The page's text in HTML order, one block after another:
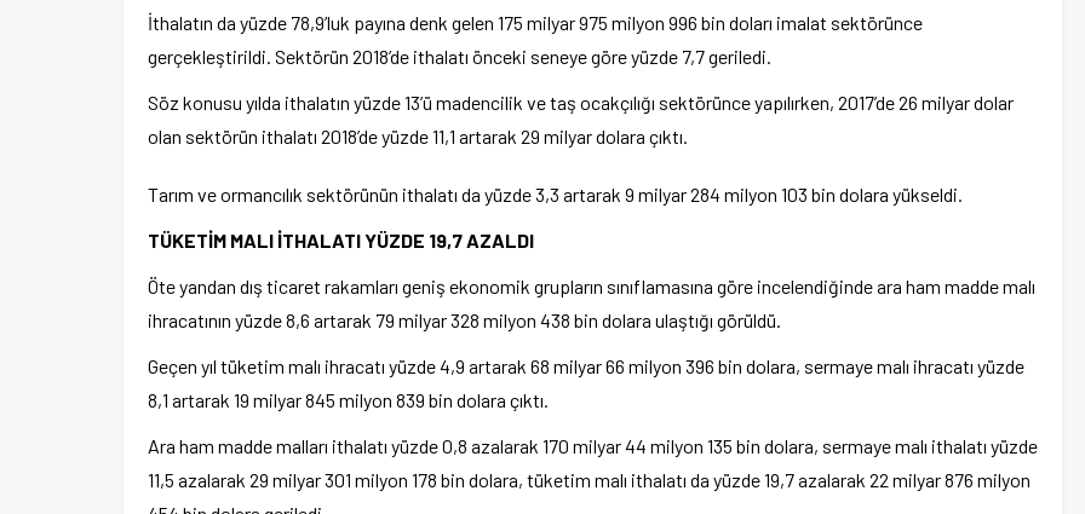
İthalatın da yüzde 78,9’luk payına denk gelen 175 milyar 975 milyon 996 bin doları imalat sektörünce
gerçekleştirildi. Sektörün 2018’de ithalatı önceki seneye göre yüzde 7,7 geriledi.
Söz konusu yılda ithalatın yüzde 13’ü madencilik ve taş ocakçılığı sektörünce yapılırken, 2017’de 26 milyar dolar
olan sektörün ithalatı 2018’de yüzde 11,1 artarak 29 milyar dolara çıktı.
Tarım ve ormancılık sektörünün ithalatı da yüzde 3,3 artarak 9 milyar 284 milyon 103 bin dolara yükseldi.
TÜKETİM MALI İTHALATI YÜZDE 19,7 AZALDI
Öte yandan dış ticaret rakamları geniş ekonomik grupların sınıflamasına göre incelendiğinde ara ham madde malı
ihracatının yüzde 8,6 artarak 79 milyar 328 milyon 438 bin dolara ulaştığı görüldü.
Geçen yıl tüketim malı ihracatı yüzde 4,9 artarak 68 milyar 66 milyon 396 bin dolara, sermaye malı ihracatı yüzde
8,1 artarak 19 milyar 845 milyon 839 bin dolara çıktı.
Ara ham madde malları ithalatı yüzde 0,8 azalarak 170 milyar 44 milyon 135 bin dolara, sermaye malı ithalatı yüzde
11,5 azalarak 29 milyar 301 milyon 178 bin dolara, tüketim malı ithalatı da yüzde 19,7 azalarak 22 milyar 876 milyon